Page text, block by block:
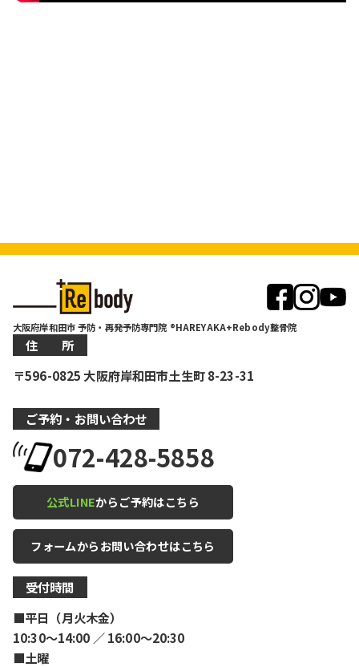
大阪府岸和田市 予防・再発予防専門院 ®HAREYAKA+Rebody整骨院
住 所
〒596-0825 大阪府岸和田市土生町 8-23-31
ご予約・お問い合わせ
072-428-5858
公式LINEからご予約はこちら
フォームからお問い合わせはこちら
受付時間
■平日（月火木金）
10:30〜14:00 ／ 16:00〜20:30
■土曜